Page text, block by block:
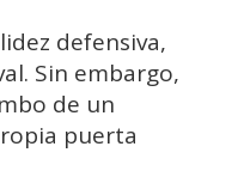
defensiva,
Sin embargo,
de un
puerta